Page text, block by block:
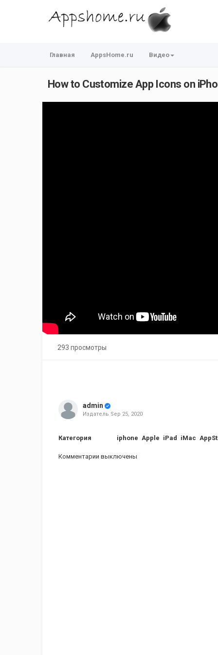
Главная AppsHome.ru Видео
How to Customize App Icons on
293 просмотры
admin
Издатель Sep 25, 2020
Категория iphone Apple iPad iMac
Комментарии выключены